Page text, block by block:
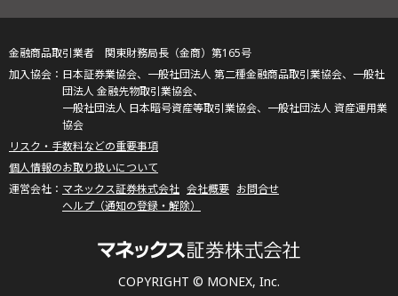
COPYRIGHT © MONEX, Inc.
金融商品取引業者 関東財務局長（金商）第165号
日本証券業協会、一般社団法人 第二種金融商品取引業協会、一般社
団法人 金融先物取引業協会、
一般社団法人 日本暗号資産等取引業協会、一般社団法人 資産運用業
協会
リスク・手数料などの重要事項
個人情報のお取り扱いについて
マネックス証券株式会社 会社概要 お問合せ
ヘルプ（通知の登録・解除）